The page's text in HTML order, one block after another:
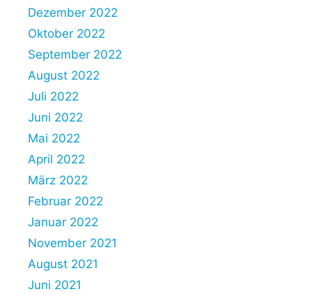
Dezember 2022
Oktober 2022
September 2022
August 2022
Juli 2022
Juni 2022
Mai 2022
April 2022
März 2022
Februar 2022
Januar 2022
November 2021
August 2021
Juni 2021